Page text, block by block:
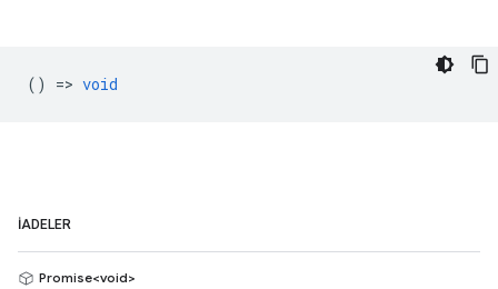
() => void
İADELER
Promise<void>